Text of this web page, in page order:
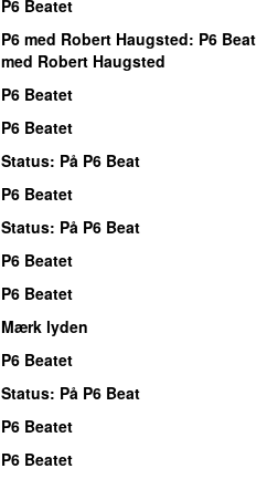
P6 Beatet
P6 med Robert Haugsted: P6 Beat
med Robert Haugsted
P6 Beatet
P6 Beatet
Status: På P6 Beat
P6 Beatet
Status: På P6 Beat
P6 Beatet
P6 Beatet
Mærk lyden
P6 Beatet
Status: På P6 Beat
P6 Beatet
P6 Beatet